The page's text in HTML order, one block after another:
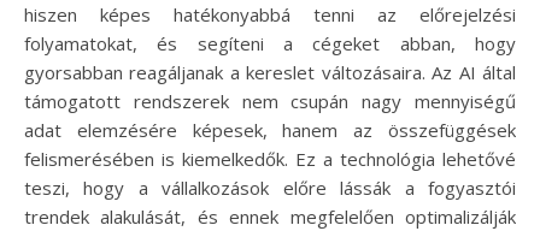
hiszen képes hatékonyabbá tenni az előrejelzési
folyamatokat, és segíteni a cégeket abban, hogy
gyorsabban reagáljanak a kereslet változásaira. Az AI által
támogatott rendszerek nem csupán nagy mennyiségű
adat elemzésére képesek, hanem az összefüggések
felismerésében is kiemelkedők. Ez a technológia lehetővé
teszi, hogy a vállalkozások előre lássák a fogyasztói
trendek alakulását, és ennek megfelelően optimalizálják